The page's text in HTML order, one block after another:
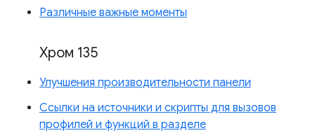
Различные важные моменты
Хром 135
Улучшения производительности панели
Ссылки на источники и скрипты для вызовов
профилей и функций в разделе